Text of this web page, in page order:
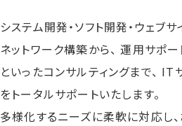
システム開発・ソフト開発・ウェブサ
ネットワーク構築から、 運用サポー
といったコンサルティングまで、 IT
をトータルサポートいたします。
多様化するニーズに柔軟に対応し、